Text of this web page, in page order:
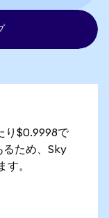
り$0.9998で
るため、Sky
す。